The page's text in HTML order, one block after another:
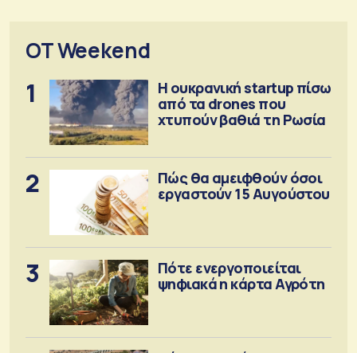
OT Weekend
1
Η ουκρανική startup πίσω
από τα drones που
χτυπούν βαθιά τη Ρωσία
2
Πώς θα αμειφθούν όσοι
εργαστούν 15 Αυγούστου
3
Πότε ενεργοποιείται
ψηφιακά η κάρτα Αγρότη